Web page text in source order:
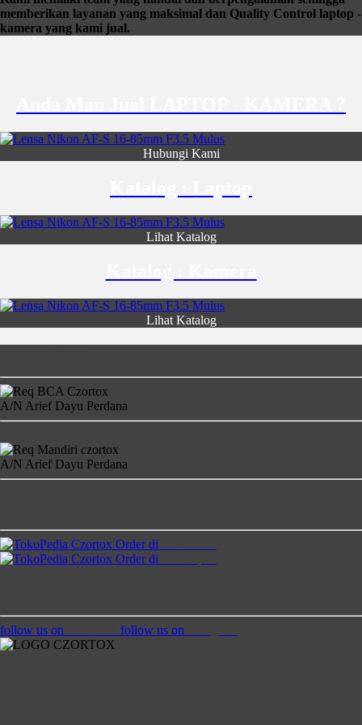
memberikan layanan yang maksimal dan Quality Control laptop -
kamera yang kami jual.
Hubungi Kami
Lihat Katalog
Lihat Katalog
A/N Arief Dayu Perdana
A/N Arief Dayu Perdana
Order di
Order di
follow us on follow us on